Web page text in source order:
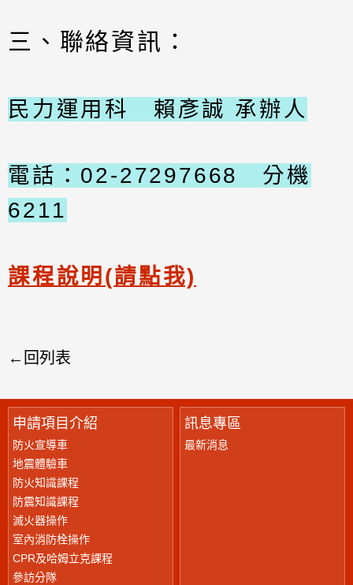
三、聯絡資訊：
民力運用科 賴彥誠 承辦人
電話：02-27297668 分機
6211
課程說明(請點我)
回列表
申請項目介紹
防火宣導車
地震體驗車
防火知識課程
防震知識課程
滅火器操作
室內消防栓操作
CPR及哈姆立克課程
參訪分隊
訊息專區
最新消息